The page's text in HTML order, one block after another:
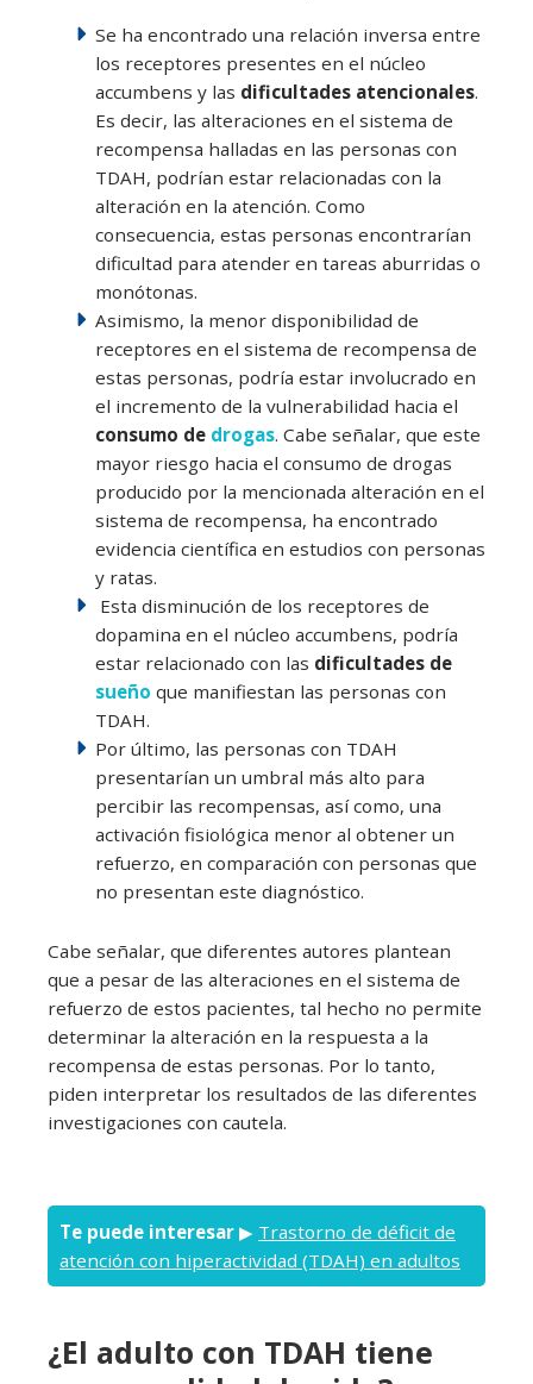
Se ha encontrado una relación inversa entre
los receptores presentes en el núcleo
accumbens y las dificultades atencionales.
Es decir, las alteraciones en el sistema de
recompensa halladas en las personas con
TDAH, podrían estar relacionadas con la
alteración en la atención. Como
consecuencia, estas personas encontrarían
dificultad para atender en tareas aburridas o
monótonas.
Asimismo, la menor disponibilidad de
receptores en el sistema de recompensa de
estas personas, podría estar involucrado en
el incremento de la vulnerabilidad hacia el
consumo de drogas. Cabe señalar, que este
mayor riesgo hacia el consumo de drogas
producido por la mencionada alteración en el
sistema de recompensa, ha encontrado
evidencia científica en estudios con personas
y ratas.
Esta disminución de los receptores de
dopamina en el núcleo accumbens, podría
estar relacionado con las dificultades de
sueño que manifiestan las personas con
TDAH.
Por último, las personas con TDAH
presentarían un umbral más alto para
percibir las recompensas, así como, una
activación fisiológica menor al obtener un
refuerzo, en comparación con personas que
no presentan este diagnóstico.
Cabe señalar, que diferentes autores plantean
que a pesar de las alteraciones en el sistema de
refuerzo de estos pacientes, tal hecho no permite
determinar la alteración en la respuesta a la
recompensa de estas personas. Por lo tanto,
piden interpretar los resultados de las diferentes
investigaciones con cautela.
Te puede interesar ▶ Trastorno de déficit de
atención con hiperactividad (TDAH) en adultos
¿El adulto con TDAH tiene